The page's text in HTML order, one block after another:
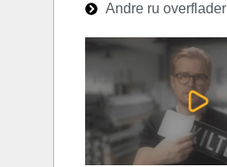
Andre ru overflader